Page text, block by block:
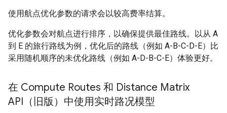
使用航点优化参数的请求会以较高费率结算。
优化参数会对航点进行排序，以确保提供最佳路线。以从 A
到 E 的旅行路线为例，优化后的路线（例如 A-B-C-D-E）比
采用随机顺序的未优化路线（例如 A-D-B-C-E）体验更好。
在 Compute Routes 和 Distance Matrix
API（旧版）中使用实时路况模型